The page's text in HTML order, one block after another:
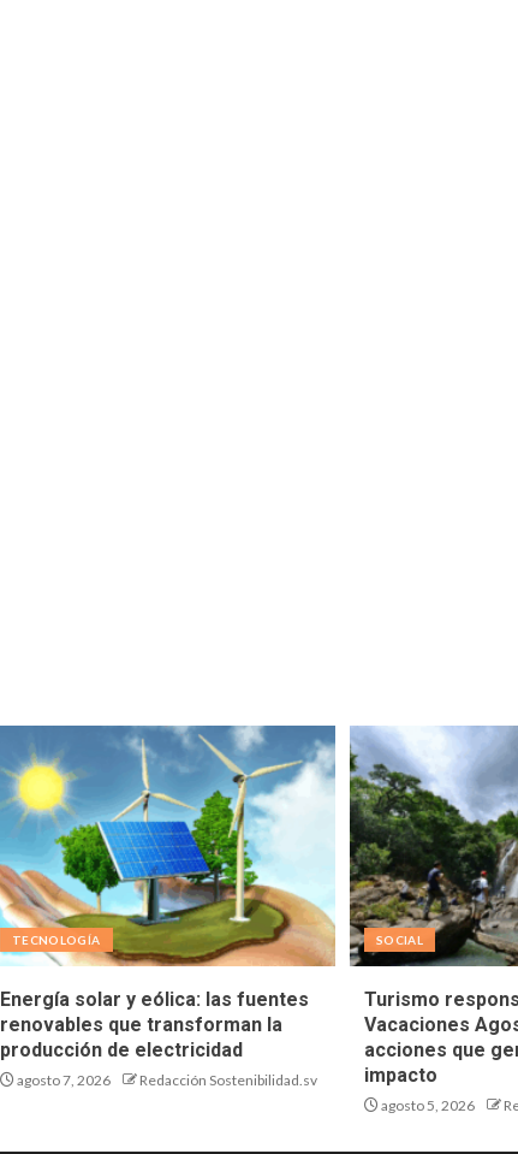
TECNOLOGÍA
Energía solar y eólica: las fuentes
renovables que transforman la
producción de electricidad
agosto 7, 2026 Redacción Sostenibilidad.sv
SOCIAL
Turismo
Vacaciones
acciones que
impacto
agosto 5, 2026